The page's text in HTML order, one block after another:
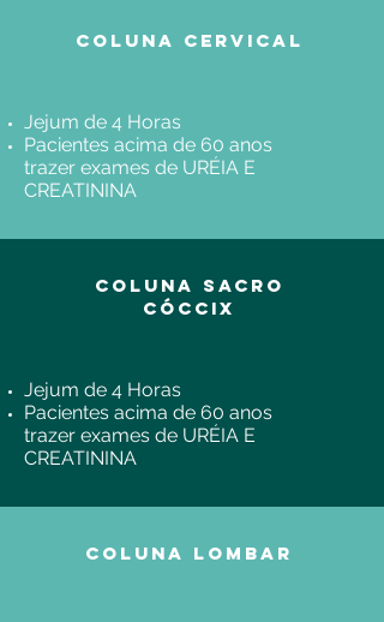
Coluna Cervical
Jejum de 4 Horas
Pacientes acima de 60 anos
trazer exames de URÉIA E
CREATININA
Coluna Sacro
Cóccix
Jejum de 4 Horas
Pacientes acima de 60 anos
trazer exames de URÉIA E
CREATININA
Coluna Lombar